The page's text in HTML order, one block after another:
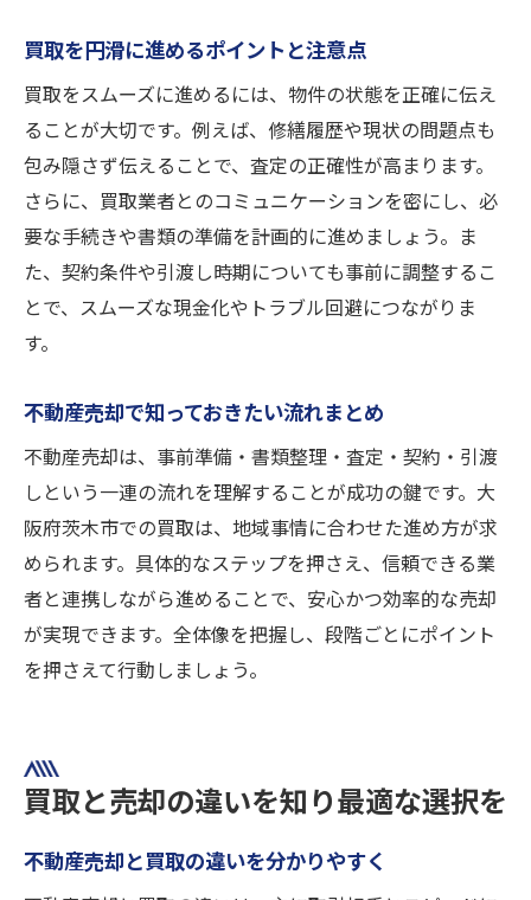
買取を円滑に進めるポイントと注意点
買取をスムーズに進めるには、物件の状態を正確に伝え
ることが大切です。例えば、修繕履歴や現状の問題点も
包み隠さず伝えることで、査定の正確性が高まります。
さらに、買取業者とのコミュニケーションを密にし、必
要な手続きや書類の準備を計画的に進めましょう。ま
た、契約条件や引渡し時期についても事前に調整するこ
とで、スムーズな現金化やトラブル回避につながりま
す。
不動産売却で知っておきたい流れまとめ
不動産売却は、事前準備・書類整理・査定・契約・引渡
しという一連の流れを理解することが成功の鍵です。大
阪府茨木市での買取は、地域事情に合わせた進め方が求
められます。具体的なステップを押さえ、信頼できる業
者と連携しながら進めることで、安心かつ効率的な売却
が実現できます。全体像を把握し、段階ごとにポイント
を押さえて行動しましょう。
買取と売却の違いを知り最適な選択を
不動産売却と買取の違いを分かりやすく